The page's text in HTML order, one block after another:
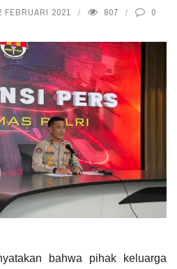
FEBRUARI 2021 807 0
bahwa pihak keluarga